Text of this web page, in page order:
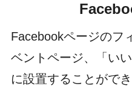
Facebookページのフ
ベントページ、「い
に設置することができ